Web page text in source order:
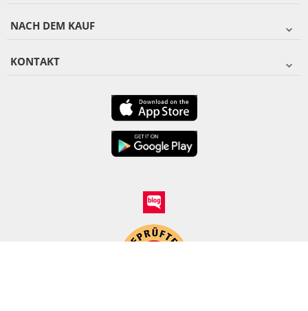
NACH DEM KAUF
KONTAKT